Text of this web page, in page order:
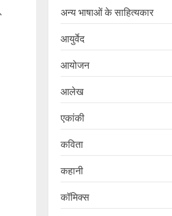
अन्य भाषाओं के साहित्यकार
आयुर्वेद
आयोजन
आलेख
एकांकी
कविता
कहानी
कॉमिक्स